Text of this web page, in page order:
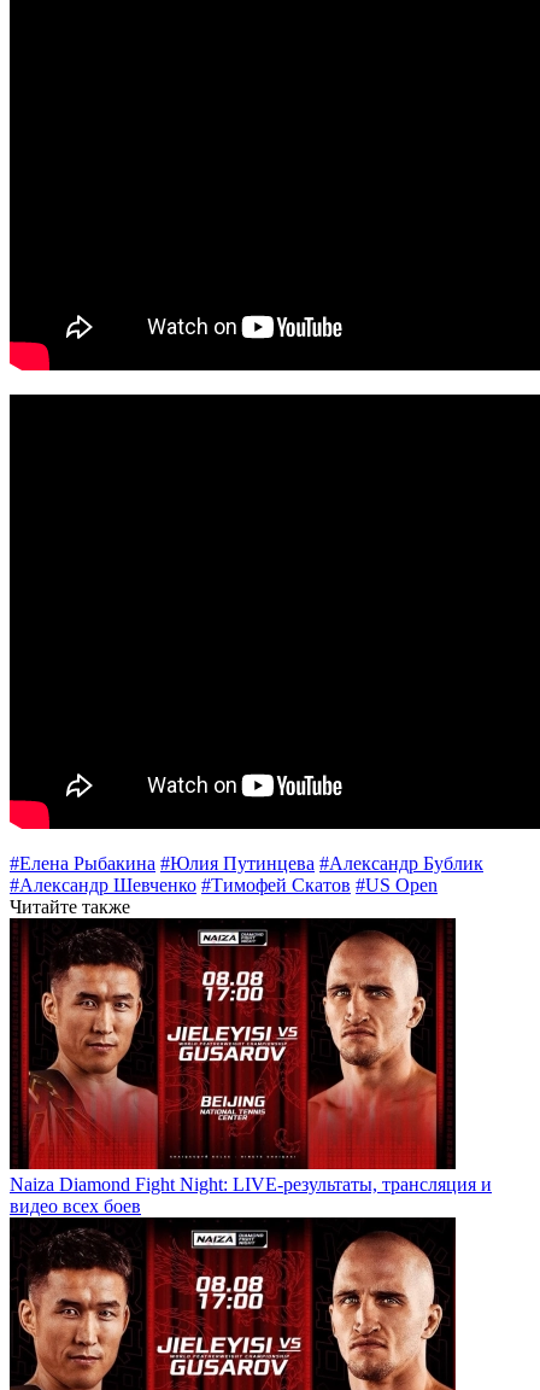
#Елена Рыбакина #Юлия Путинцева #Александр Бублик
#Александр Шевченко #Тимофей Скатов #US Open
Читайте также
Naiza Diamond Fight Night: LIVE-результаты, трансляция и
видео всех боев